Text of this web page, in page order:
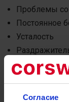
Согласие
Проблемы со
Постоянное
Усталость
Страх
отчуждения